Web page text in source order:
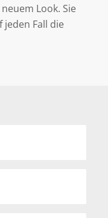
Look. Sie
jeden Fall die